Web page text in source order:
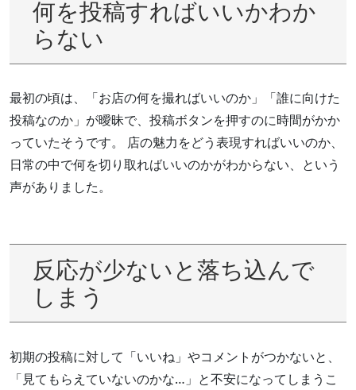
何を投稿すればいいかわか
らない
最初の頃は、「お店の何を撮ればいいのか」「誰に向けた
投稿なのか」が曖昧で、投稿ボタンを押すのに時間がかか
っていたそうです。 店の魅力をどう表現すればいいのか、
日常の中で何を切り取ればいいのかがわからない、という
声がありました。
反応が少ないと落ち込んで
しまう
初期の投稿に対して「いいね」やコメントがつかないと、
「見てもらえていないのかな…」と不安になってしまうこ